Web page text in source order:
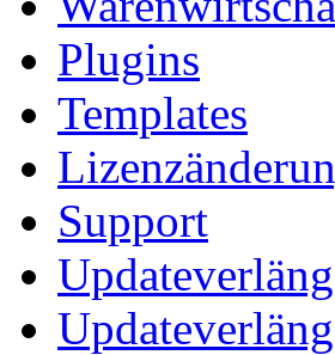
Plugins
Templates
Support